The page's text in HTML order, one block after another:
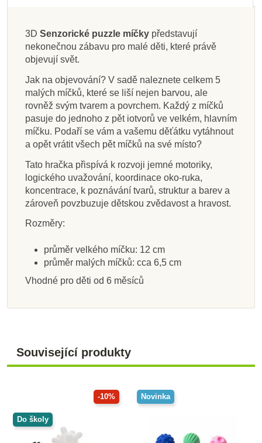
Na dotaz
PlanToys Box s šátky
392 Kč435 Kč
Zobrazit detail
Bigjigs Toys Triangl
twister
195 Kč
Přidat do košíku
Na dotaz
Sada hraček pro
batole 7-9 měsíců
2 540 Kč
Zobrazit detail
Detoa Modré kuličky
na šňůrce
163 Kč
Přidat do košíku
Skladem
Goki Hračka do ruky
- srdce, růžová
304 Kč
Přidat do košíku
Taf Toys Sada kostek
a míčků - Severní pól
599 Kč
Přidat do košíku
Na dotaz
Oxybul Senzorické
míčky, 6 ks
399 Kč
Zobrazit detail
Janod Mořský svět -
knížka do vany
387 Kč
Přidat do košíku
3D Senzorické puzzle míčky představují
nekonečnou zábavu pro malé děti, které právě
objevují svět.
Jak na objevování? V sadě naleznete celkem 5
malých míčků, které se liší nejen barvou, ale
rovněž svým tvarem a povrchem. Každý z míčků
pasuje do jednoho z pět iotvorů ve velkém, hlavním
míčku. Podaří se vám a vašemu děťátku vytáhnout
a opět vrátit všech pět míčků na své místo?
Tato hračka přispívá k rozvoji jemné motoriky,
logického uvažování, koordinace oko-ruka,
koncentrace, k poznávání tvarů, struktur a barev a
zároveň povzbuzuje dětskou zvědavost a hravost.
Rozměry:
průměr velkého míčku: 12 cm
průměr malých míčků: cca 6,5 cm
Vhodné pro děti od 6 měsíců
Související produkty
-10%
Do školy
Novinka